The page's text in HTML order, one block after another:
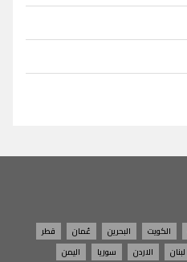
الكويت البحرين عُمان
قطر
لبنان الاردن سوريا اليمن